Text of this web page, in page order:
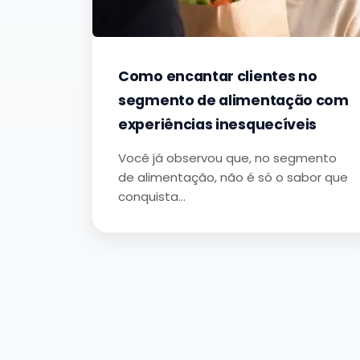
Como encantar clientes no
segmento de alimentação com
experiências inesquecíveis
Você já observou que, no segmento
de alimentação, não é só o sabor que
conquista…